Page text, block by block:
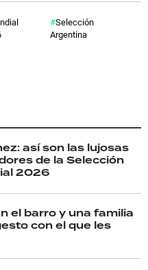
Selección
Argentina
así son las lujosas
de la Selección
2026
el barro y una familia
con el que les